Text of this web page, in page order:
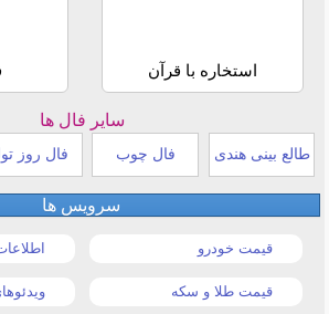
استخاره با قرآن
سایر فال ها
طالع بینی هندی فال چوب فال روز
سرویس ها
قیمت خودرو
قیمت طلا و سکه